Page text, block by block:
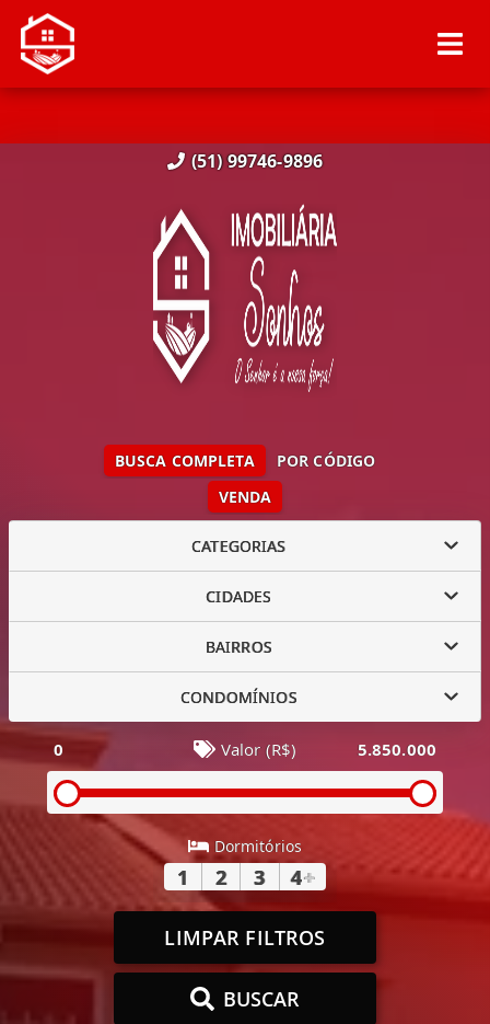
(51) 99746-9896
VENDA
BUSCA COMPLETA POR CÓDIGO
CATEGORIAS
CIDADES
BAIRROS
CONDOMÍNIOS
0 Valor (R$) 5.850.000
Dormitórios
1 2 3 4+
LIMPAR FILTROS
BUSCAR